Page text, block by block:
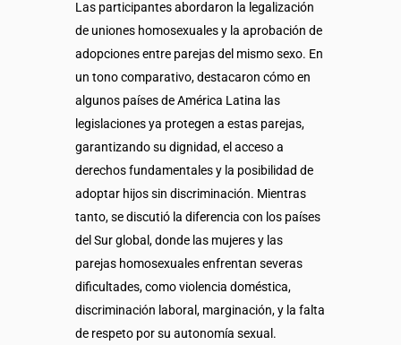
Las participantes abordaron la legalización
de uniones homosexuales y la aprobación de
adopciones entre parejas del mismo sexo. En
un tono comparativo, destacaron cómo en
algunos países de América Latina las
legislaciones ya protegen a estas parejas,
garantizando su dignidad, el acceso a
derechos fundamentales y la posibilidad de
adoptar hijos sin discriminación. Mientras
tanto, se discutió la diferencia con los países
del Sur global, donde las mujeres y las
parejas homosexuales enfrentan severas
dificultades, como violencia doméstica,
discriminación laboral, marginación, y la falta
de respeto por su autonomía sexual.